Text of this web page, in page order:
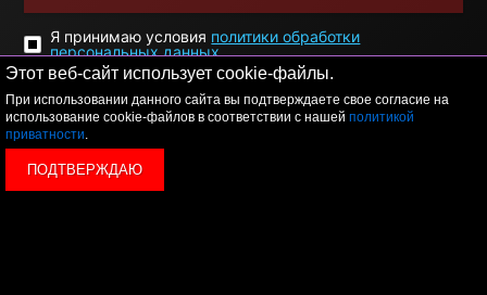
Этот веб-сайт использует cookie-файлы.
При использовании данного сайта вы подтверждаете свое согласие на
использование cookie-файлов в соответствии с нашей политикой
приватности.
ПОДТВЕРЖДАЮ
Я принимаю условия политики обработки
персональных данных